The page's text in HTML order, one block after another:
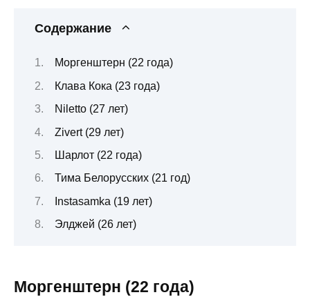
Содержание
Моргенштерн (22 года)
Клава Кока (23 года)
Niletto (27 лет)
Zivert (29 лет)
Шарлот (22 года)
Тима Белорусских (21 год)
Instasamka (19 лет)
Элджей (26 лет)
Моргенштерн (22 года)